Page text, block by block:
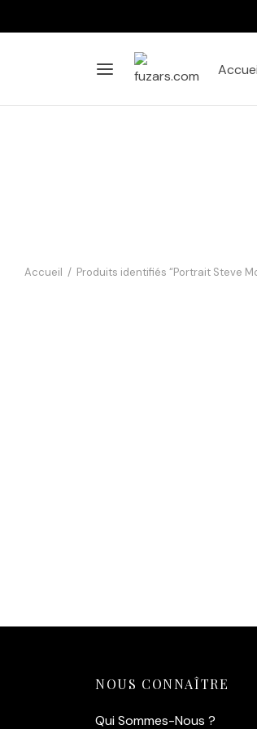
Accueil / Produits identifiés “Portrait Steve
NOUS CONNAÎTRE
Qui Sommes-Nous ?